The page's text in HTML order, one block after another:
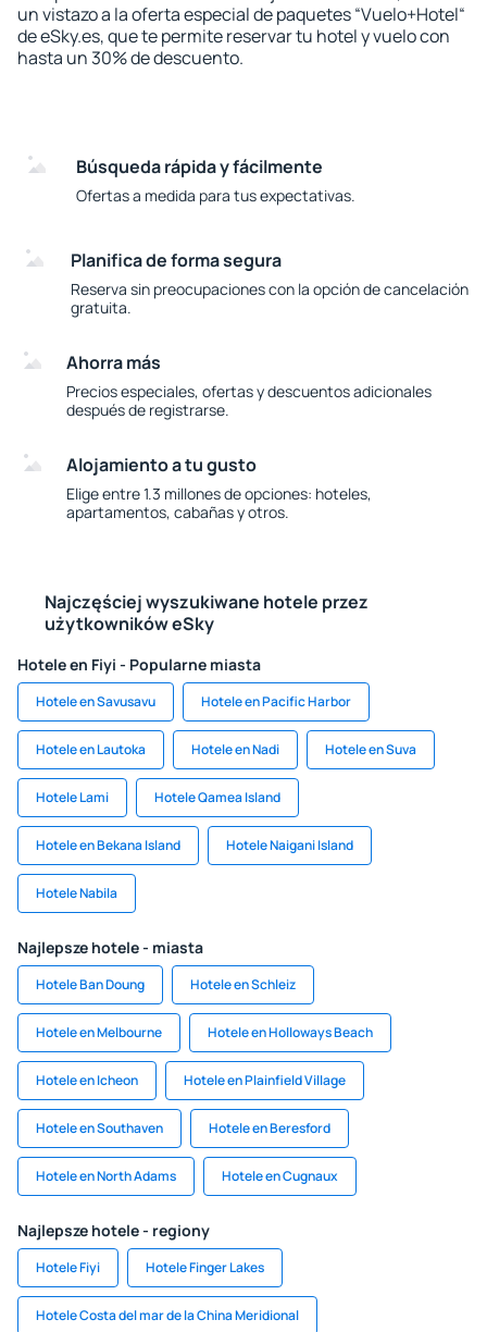
un vistazo a la oferta especial de paquetes “Vuelo+Hotel“
de eSky.es, que te permite reservar tu hotel y vuelo con
hasta un 30% de descuento.
Búsqueda rápida y fácilmente
Ofertas a medida para tus expectativas.
Planifica de forma segura
Reserva sin preocupaciones con la opción de cancelación
gratuita.
Ahorra más
Precios especiales, ofertas y descuentos adicionales
después de registrarse.
Alojamiento a tu gusto
Elige entre 1.3 millones de opciones: hoteles,
apartamentos, cabañas y otros.
Najczęściej wyszukiwane hotele przez
użytkowników eSky
Hotele en Fiyi - Popularne miasta
Hotele en Savusavu Hotele en Pacific Harbor
Hotele en Lautoka Hotele en Nadi Hotele en Suva
Hotele Lami Hotele Qamea Island
Hotele en Bekana Island Hotele Naigani Island
Hotele Nabila
Najlepsze hotele - miasta
Hotele Ban Doung Hotele en Schleiz
Hotele en Melbourne Hotele en Holloways Beach
Hotele en Icheon Hotele en Plainfield Village
Hotele en Southaven Hotele en Beresford
Hotele en North Adams Hotele en Cugnaux
Najlepsze hotele - regiony
Hotele Fiyi Hotele Finger Lakes
Hotele Costa del mar de la China Meridional